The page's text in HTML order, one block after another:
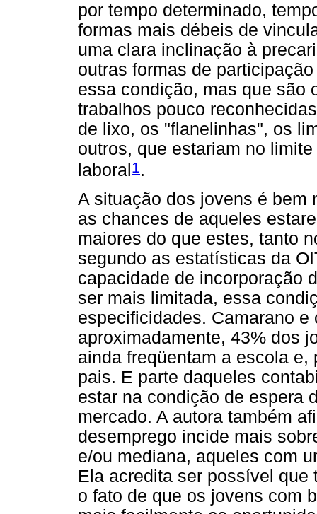
por tempo determinado,
formas mais débeis de
uma clara inclinação à
outras formas de
essa condição, mas que são
trabalhos pouco
de lixo, os "flanelinhas", os
outros, que estariam no
laboral 1.
A situação dos jovens é bem
as chances de aqueles
maiores do que estes, tanto
segundo as estatísticas da
capacidade de incorporação
ser mais limitada, essa
especificidades. Camarano
aproximadamente, 43% dos
ainda freqüentam a escola
pais. E parte daqueles
estar na condição de espera
mercado. A autora também
desemprego incide mais
e/ou mediana, aqueles com
Ela acredita ser possível que
o fato de que os jovens com